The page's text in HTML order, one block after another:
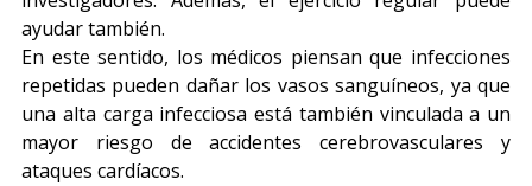
ayudar también.
En este sentido, los médicos piensan que infecciones
repetidas pueden dañar los vasos sanguíneos, ya que
una alta carga infecciosa está también vinculada a un
mayor riesgo de accidentes cerebrovasculares y
ataques cardíacos.